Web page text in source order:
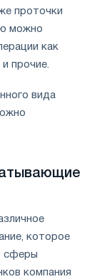
проточки
можно
как
прочие.
вида
которое
сферы
компания